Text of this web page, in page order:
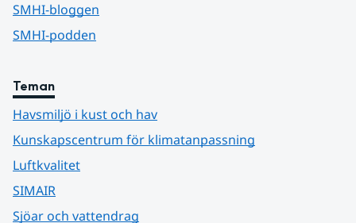
SMHI-bloggen
SMHI-podden
Teman
Havsmiljö i kust och hav
Kunskapscentrum för klimatanpassning
Luftkvalitet
SIMAIR
Sjöar och vattendrag